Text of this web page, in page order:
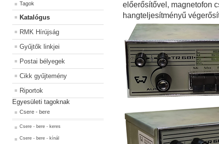
Tagok
Katalógus
RMK Hírújság
Gyűjtők linkjei
Postai bélyegek
Cikk gyűjtemény
Riportok
Egyesületi tagoknak
Csere - bere
Csere - bere - keres
Csere - bere - kínál
előerősítővel, magnetofon
hangteljesítményű